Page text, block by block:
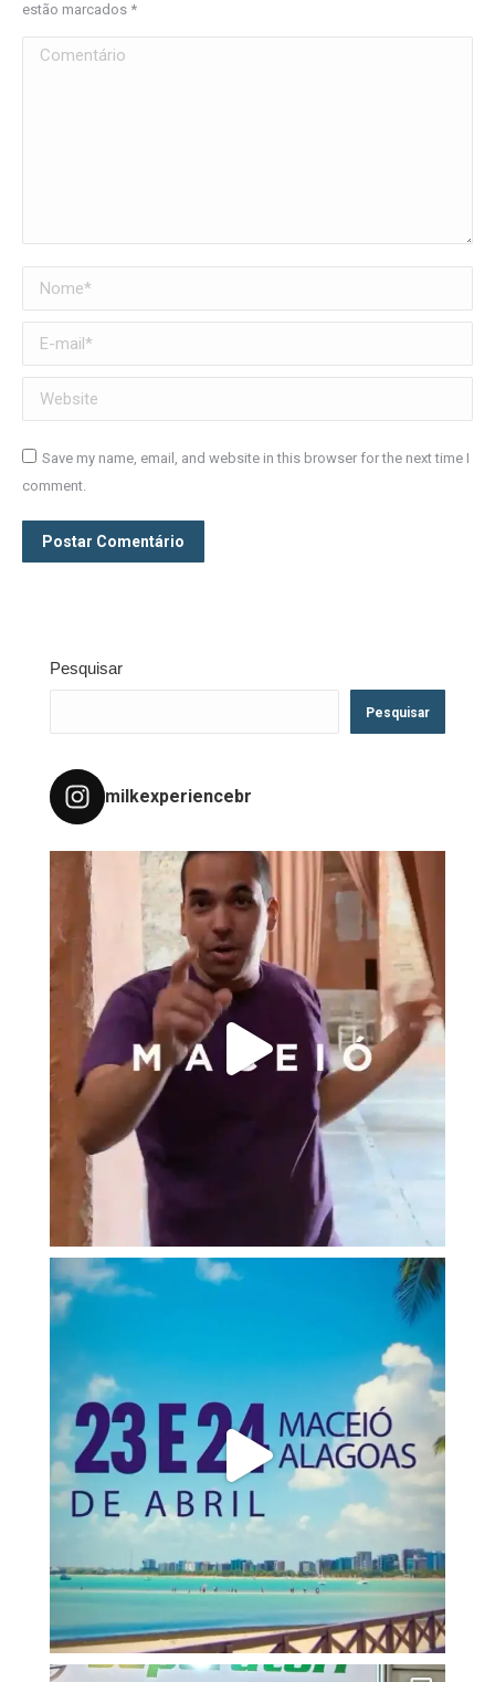
estão marcados *
Comentário
Nome *
E-mail *
Website
Save my name, email, and website in this browser for the next time I
comment.
Postar Comentário
Pesquisar
Pesquisar
milkexperiencebr